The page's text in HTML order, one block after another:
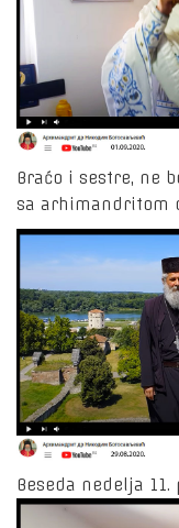
Braćo i sestre, ne
sa arhimandritom
Beseda nedelja 11.